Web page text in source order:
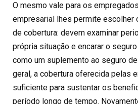
O mesmo vale para os
empresarial lhes permite escolher
de cobertura: devem examinar
própria situação e encarar o
como um suplemento ao seguro
geral, a cobertura oferecida pelas
suficiente para sustentar os
período longo de tempo.